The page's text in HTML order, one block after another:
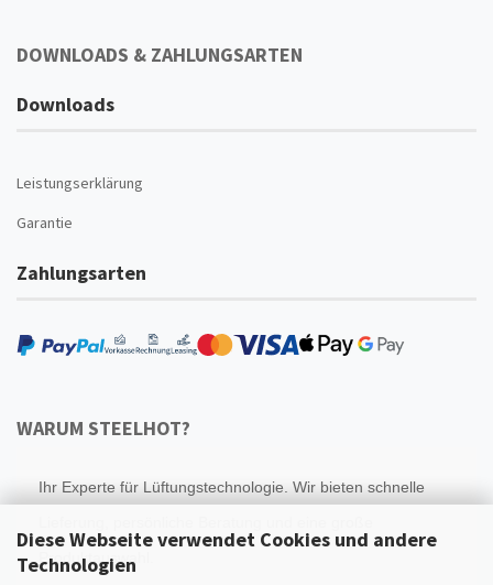
Diese Webseite verwendet Cookies und andere
Technologien
DOWNLOADS & ZAHLUNGSARTEN
Downloads
Leistungserklärung
Garantie
Zahlungsarten
WARUM STEELHOT?
Ihr Experte für Lüftungstechnologie. Wir bieten schnelle
Produktauswahl.